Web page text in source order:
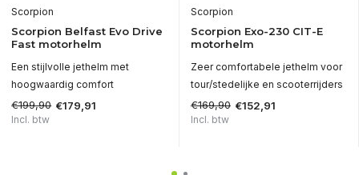
Scorpion
Scorpion Belfast Evo Drive
Fast motorhelm
Een stijlvolle jethelm met
hoogwaardig comfort
€199,90 €179,91
Incl. btw
Scorpion
Scorpion Exo-230 CIT-E
motorhelm
Zeer comfortabele jethelm voor
tour/stedelijke en scooterrijders
€169,90 €152,91
Incl. btw